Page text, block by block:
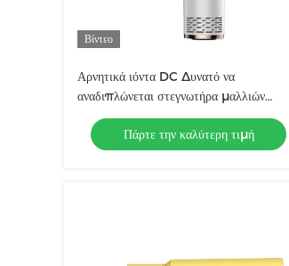
Βίντεο
Αρνητικά ιόντα DC Δυνατό να
αναδιπλώνεται στεγνωτήρα μαλλιών
Φορητό οικιακό ταξίδι Φουσκωτό
στεγνωτήρα μαλλιών Καυτό και κρύο αέρα
Πάρτε την καλύτερη τιμή